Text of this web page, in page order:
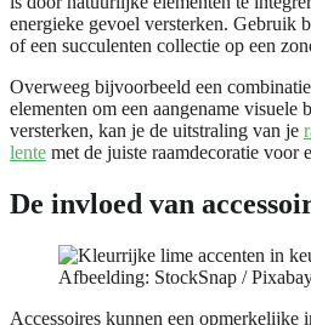
energieke gevoel versterken. Gebruik
of een succulenten collectie op een
Overweeg bijvoorbeeld een
elementen om een aangename visuele
versterken, kan je de uitstraling van je
lente met de juiste raamdecoratie voor
De invloed van
Afbeelding: StockSnap /
Accessoires kunnen een opmerkelijke